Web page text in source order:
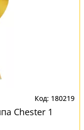
180219
Chester 1